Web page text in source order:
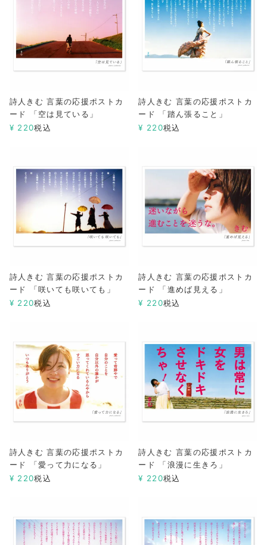
詩人きむ 言葉の応援ポストカ
ード 「空は見ている」
¥ 220税込
詩人きむ 言葉の応援ポストカ
ード 「踏ん張ること」
¥ 220税込
詩人きむ 言葉の応援ポストカ
ード 「咲いても咲いても」
¥ 220税込
詩人きむ 言葉の応援ポストカ
ード 「進めば見える」
¥ 220税込
詩人きむ 言葉の応援ポストカ
ード 「愛って力になる」
¥ 220税込
詩人きむ 言葉の応援ポストカ
ード 「浪漫に生きろ」
¥ 220税込